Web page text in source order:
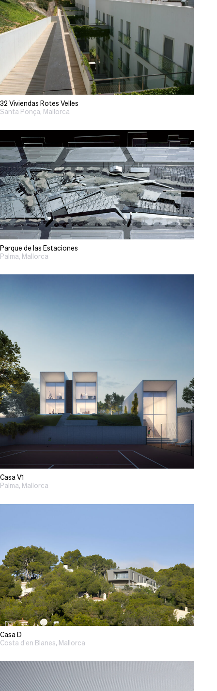
32 Viviendas Rotes Velles
Santa Ponça, Mallorca
Parque de las Estaciones
Palma, Mallorca
Casa V1
Palma, Mallorca
Casa D
Costa d’en Blanes, Mallorca